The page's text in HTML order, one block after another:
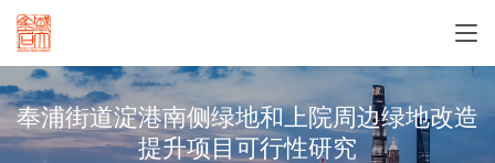
奉浦街道淀港南侧绿地和上院周边绿地改造
提升项目可行性研究